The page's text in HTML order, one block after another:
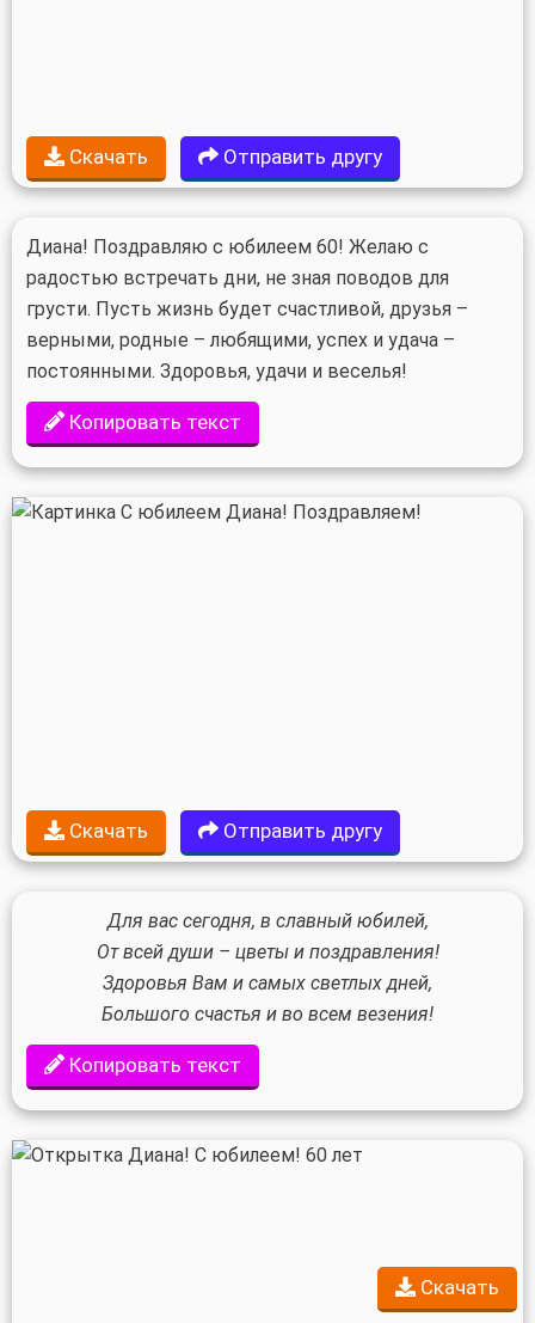
Скачать Отправить другу
Диана! Поздравляю с юбилеем 60! Желаю с
радостью встречать дни, не зная поводов для
грусти. Пусть жизнь будет счастливой, друзья –
верными, родные – любящими, успех и удача –
постоянными. Здоровья, удачи и веселья!
Копировать текст
Скачать Отправить другу
Для вас сегодня, в славный юбилей,
От всей души – цветы и поздравления!
Здоровья Вам и самых светлых дней,
Большого счастья и во всем везения!
Копировать текст
Скачать